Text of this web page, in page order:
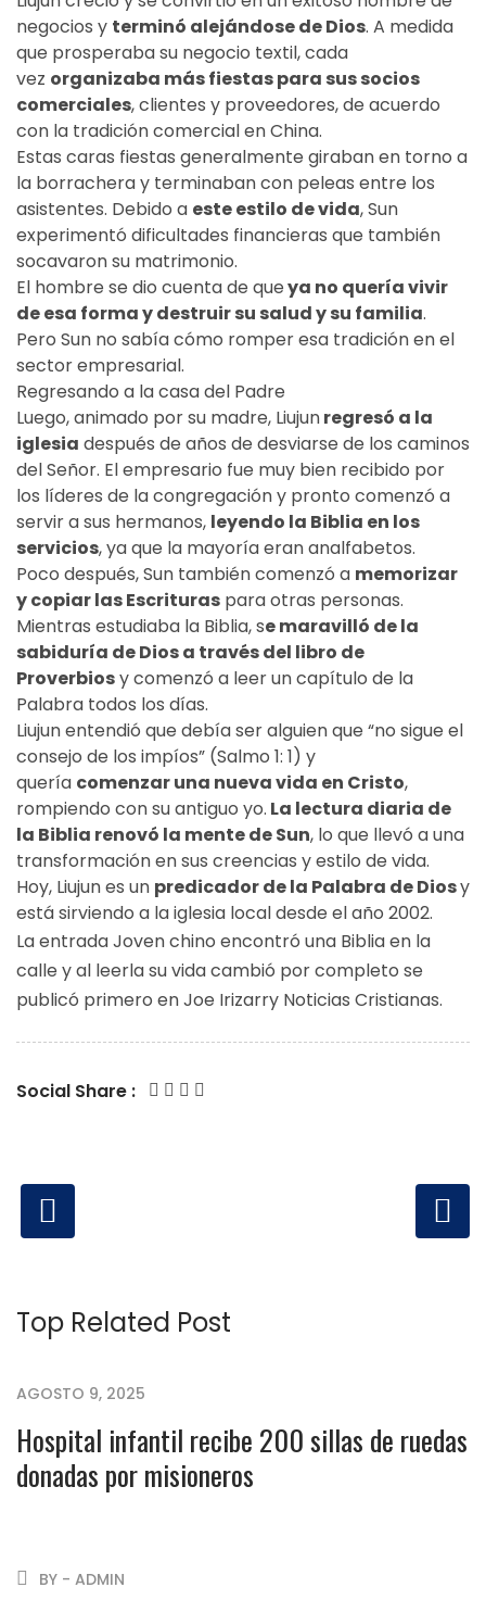
negocios y terminó alejándose de Dios. A medida
que prosperaba su negocio textil, cada
vez organizaba más fiestas para sus socios
comerciales, clientes y proveedores, de acuerdo
con la tradición comercial en China.
Estas caras fiestas generalmente giraban en torno a
la borrachera y terminaban con peleas entre los
asistentes. Debido a este estilo de vida, Sun
experimentó dificultades financieras que también
socavaron su matrimonio.
El hombre se dio cuenta de queya no quería vivir
de esa forma y destruir su salud y su familia.
Pero Sun no sabía cómo romper esa tradición en el
sector empresarial.
Regresando a la casa del Padre
Luego, animado por su madre, Liujunregresó a la
iglesia después de años de desviarse de los caminos
del Señor. El empresario fue muy bien recibido por
los líderes de la congregación y pronto comenzó a
servir a sus hermanos, leyendo la Biblia en los
servicios, ya que la mayoría eran analfabetos.
Poco después, Sun también comenzó a memorizar
y copiar las Escrituras para otras personas.
Mientras estudiaba la Biblia, se maravilló de la
sabiduría de Dios a través del libro de
Proverbiosy comenzó a leer un capítulo de la
Palabra todos los días.
Liujun entendió que debía ser alguien que “no sigue el
consejo de los impíos” (Salmo 1: 1) y
quería comenzar una nueva vida en Cristo,
rompiendo con su antiguo yo. La lectura diaria de
la Biblia renovó la mente de Sun, lo que llevó a una
transformación en sus creencias y estilo de vida.
Hoy, Liujun es un predicador de la Palabra de Diosy
está sirviendo a la iglesia local desde el año 2002.
La entrada Joven chino encontró una Biblia en la
calle y al leerla su vida cambió por completo se
publicó primero en Joe Irizarry Noticias Cristianas.
Social Share :
Top Related Post
AGOSTO 9, 2025
Hospital infantil recibe 200 sillas de ruedas
donadas por misioneros
BY - ADMIN